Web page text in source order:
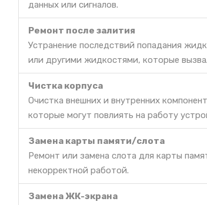
данных или сигналов.
Ремонт после залития
Устранение последствий попадания
или другими жидкостями, которые
Чистка корпуса
Очистка внешних и внутренних
которые могут повлиять на работу
Замена карты памяти/слота
Ремонт или замена слота для карты
некорректной работой.
Замена ЖК-экрана